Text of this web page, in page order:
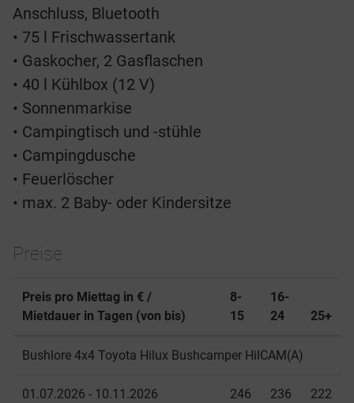
Anschluss, Bluetooth
• 75 l Frischwassertank
• Gaskocher, 2 Gasflaschen
• 40 l Kühlbox (12 V)
• Sonnenmarkise
• Campingtisch und -stühle
• Campingdusche
• Feuerlöscher
• max. 2 Baby- oder Kindersitze
Preise
Preis pro Miettag in € /
Mietdauer in Tagen (von bis)
8-
15
16-
24
25+
Bushlore 4x4 Toyota Hilux Bushcamper HilCAM(A)
01.07.2026 - 10.11.2026 246 236 222